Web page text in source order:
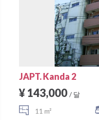
JAPT. Kanda 2
¥ 143,000 / 달
11 m²